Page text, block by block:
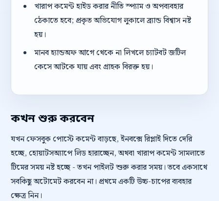
খারাপ কমেন্ট হাইড করার নীতি স্প্যাম ও অপব্যবহার
ঠেকাতে হবে; প্রকৃত অভিযোগ লুকালে ব্র্যান্ড বিশ্বাস নষ্ট
হয়।
মানব হ্যান্ডঅফ আগে থেকে না লিখলে চ্যাটবট জটিল
কেসে আটকে যায় এবং গ্রাহক বিরক্ত হয়।
কখন শুরু করবেন
যখন ফেসবুক পোস্টে কমেন্ট বাড়ছে, ইনবক্সে রিপ্লাই দিতে দেরি
হচ্ছে, হোয়াটসঅ্যাপে লিড হারাচ্ছেন, অথবা খারাপ কমেন্ট সামলাতে
টিমের সময় নষ্ট হচ্ছে - তখন পাইলট শুরু করার সময়। তবে একসাথে
সবকিছু অটোমেট করবেন না। প্রথমে একটি উচ্চ-চাপের ব্যবহার
ক্ষেত্র নিন।